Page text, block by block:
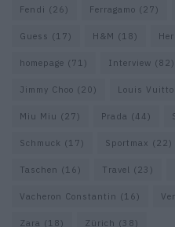
Fendi (26) Ferragamo (27)
Guess (17) H&M (18)
homepage (71) Interview (82)
Jimmy Choo (20) Louis
Miu Miu (27) Prada (44)
Schmuck (17) Sportmax (22)
Taschen (16) Travel (23)
Vacheron Constantin (16)
Zara (18) Zürich (38)